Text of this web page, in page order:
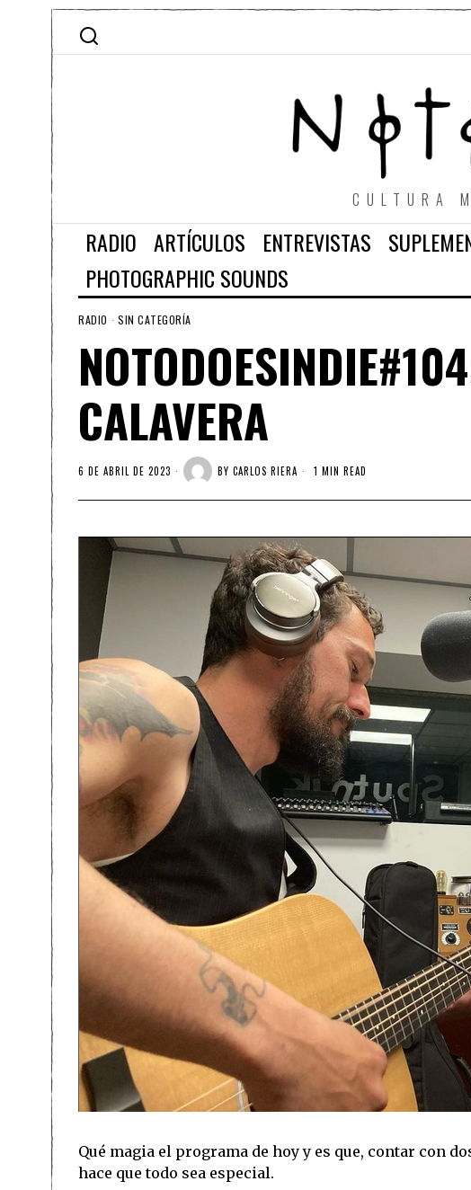
CULTURA
RADIO ARTÍCULOS ENTREVISTAS
PHOTOGRAPHIC SOUNDS
RADIO · SIN CATEGORÍA
CALAVERA
6 DE ABRIL DE 2023 BY CARLOS RIERA 1 MIN READ
Qué magia el programa de hoy y es que, contar con
hace que todo sea especial.